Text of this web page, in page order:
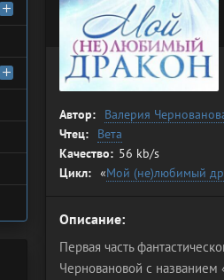
Автор:
Валерия
Чтец:
Вета
Качество: 56 kb/s
Цикл: «Мой (не)любимый
Описание:
Первая часть
Черновановой с